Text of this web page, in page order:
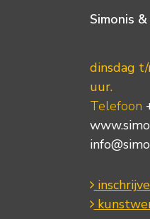
Simonis
dinsdag
uur.
Telefoon